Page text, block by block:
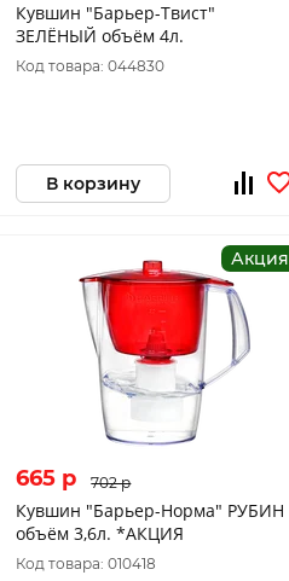
Кувшин "Барьер-Твист"
ЗЕЛЁНЫЙ объём 4л.
Код товара: 044830
В корзину
Акция
665 p 702 p
Кувшин "Барьер-Норма" РУБИН
объём 3,6л. *АКЦИЯ
Код товара: 010418